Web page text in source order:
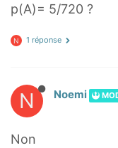
p(A)= 5/720 ?
N 1 réponse
N Noemi
Non